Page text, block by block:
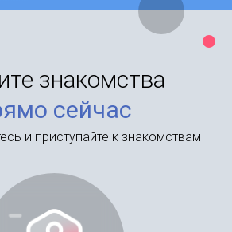
знакомства
сейчас
и приступайте к знакомствам